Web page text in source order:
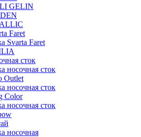
GELIN
Faret
Svarta Faret
сток
носочная сток
Outlet
носочная сток
Color
носочная сток
носочная